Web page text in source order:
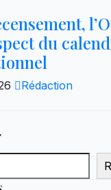
du
Rédaction